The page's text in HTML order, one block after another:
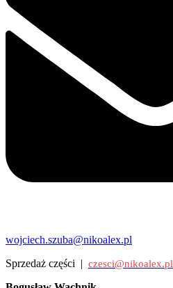
wojciech.szuba@nikoalex.pl
Sprzedaż części | czesci@nikoalex.pl